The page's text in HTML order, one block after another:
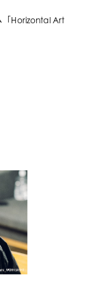
「Horizontal Art